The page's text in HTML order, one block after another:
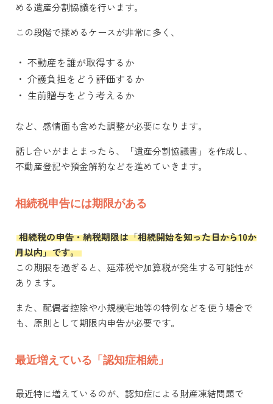
める遺産分割協議を行います。
この段階で揉めるケースが非常に多く、
・ 不動産を誰が取得するか
・ 介護負担をどう評価するか
・ 生前贈与をどう考えるか
など、感情面も含めた調整が必要になります。
話し合いがまとまったら、「遺産分割協議書」を作成し、
不動産登記や預金解約などを進めていきます。
相続税申告には期限がある
相続税の申告・納税期限は「相続開始を知った日から10か
月以内」です。
この期限を過ぎると、延滞税や加算税が発生する可能性が
あります。
また、配偶者控除や小規模宅地等の特例などを使う場合で
も、原則として期限内申告が必要です。
最近増えている「認知症相続」
最近特に増えているのが、認知症による財産凍結問題で